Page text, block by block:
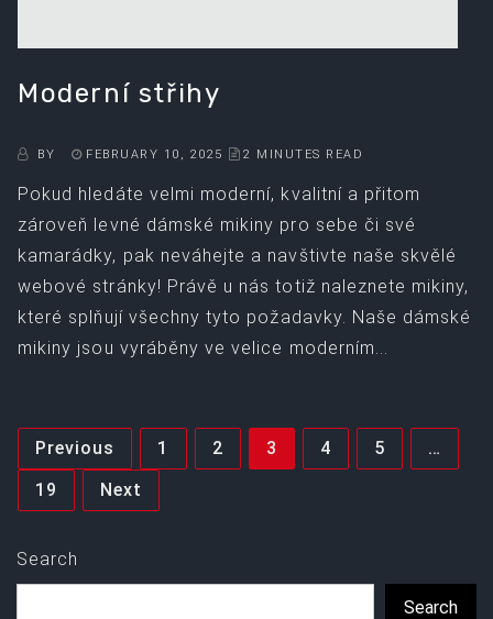
Search
Search
Moderní střihy
BY FEBRUARY 10, 2025 2 MINUTES READ
Pokud hledáte velmi moderní, kvalitní a přitom
zároveň levné dámské mikiny pro sebe či své
kamarádky, pak neváhejte a navštivte naše skvělé
webové stránky! Právě u nás totiž naleznete mikiny,
které splňují všechny tyto požadavky. Naše dámské
mikiny jsou vyráběny ve velice moderním...
Posts
pagination
Previous 1 2 3 4 5
…
19
Next